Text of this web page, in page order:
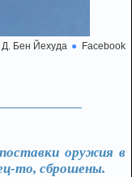
Д. Бен Йехуда Facebook
оружия в
то, сброшены.